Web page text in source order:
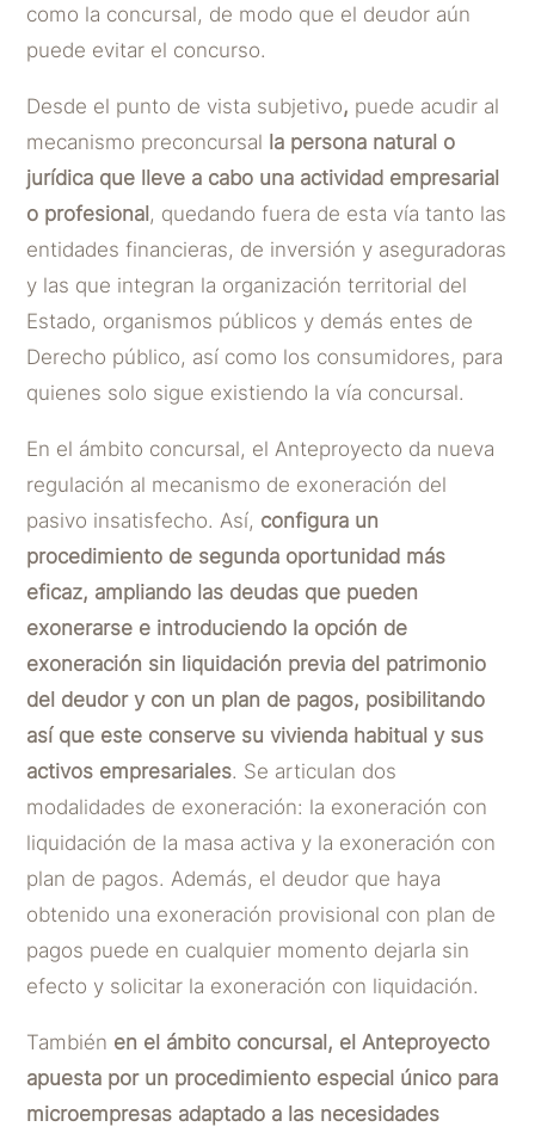
como la concursal, de modo que el deudor aún
puede evitar el concurso.
Desde el punto de vista subjetivo, puede acudir al
mecanismo preconcursal la persona natural o
jurídica que lleve a cabo una actividad empresarial
o profesional, quedando fuera de esta vía tanto las
entidades financieras, de inversión y aseguradoras
y las que integran la organización territorial del
Estado, organismos públicos y demás entes de
Derecho público, así como los consumidores, para
quienes solo sigue existiendo la vía concursal.
En el ámbito concursal, el Anteproyecto da nueva
regulación al mecanismo de exoneración del
pasivo insatisfecho. Así, configura un
procedimiento de segunda oportunidad más
eficaz, ampliando las deudas que pueden
exonerarse e introduciendo la opción de
exoneración sin liquidación previa del patrimonio
del deudor y con un plan de pagos, posibilitando
así que este conserve su vivienda habitual y sus
activos empresariales. Se articulan dos
modalidades de exoneración: la exoneración con
liquidación de la masa activa y la exoneración con
plan de pagos. Además, el deudor que haya
obtenido una exoneración provisional con plan de
pagos puede en cualquier momento dejarla sin
efecto y solicitar la exoneración con liquidación.
También en el ámbito concursal, el Anteproyecto
apuesta por un procedimiento especial único para
microempresas adaptado a las necesidades